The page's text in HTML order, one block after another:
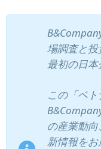
場調査と
最初の日
この「ベト
の産業動
新情報を